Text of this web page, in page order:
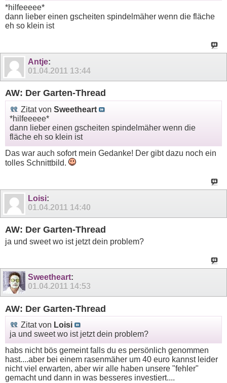
*hilfeeeee*
dann lieber einen gscheiten spindelmäher wenn die fläche
eh so klein ist
Antje:
01.04.2011 13:44
AW: Der Garten-Thread
Zitat von Sweetheart
*hilfeeeee*
dann lieber einen gscheiten spindelmäher wenn die
fläche eh so klein ist
Das war auch sofort mein Gedanke! Der gibt dazu noch ein
tolles Schnittbild.
Loisi:
01.04.2011 14:40
AW: Der Garten-Thread
ja und sweet wo ist jetzt dein problem?
Sweetheart:
01.04.2011 14:53
AW: Der Garten-Thread
Zitat von Loisi
ja und sweet wo ist jetzt dein problem?
habs nicht bös gemeint falls du es persönlich genommen
hast....aber bei einem rasenmäher um 40 euro kannst leider
nicht viel erwarten, aber wir alle haben unsere "fehler"
gemacht und dann in was besseres investiert....